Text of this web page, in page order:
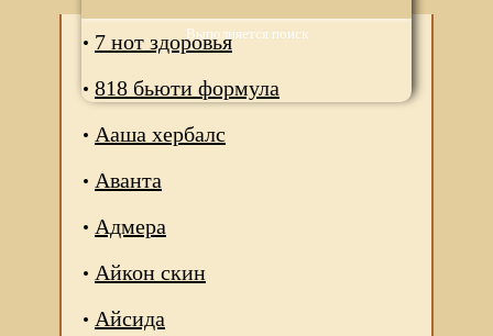
Выполняется поиск
7 нот здоровья
818 бьюти формула
Ааша хербалс
Аванта
Адмера
Айкон скин
Айсида